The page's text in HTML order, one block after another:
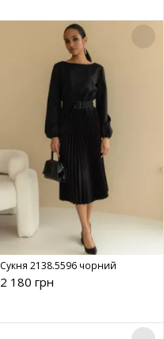
Сукня 2138.5596 чорний
2 180 грн